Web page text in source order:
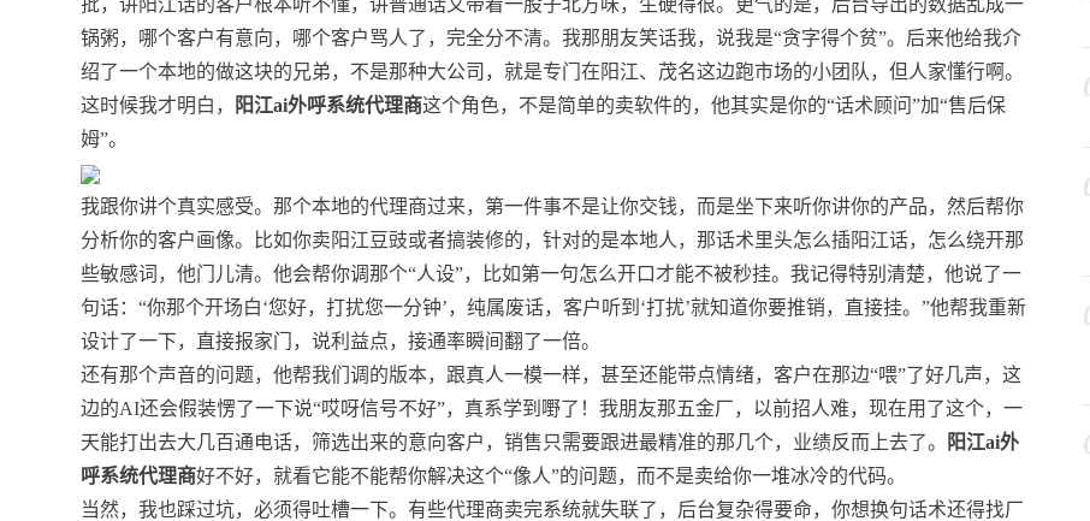
批，讲阳江话的客户根本听不懂，讲普通话又带着一股子北方味，生硬得很。更气的是，后台导出的数据乱成一
锅粥，哪个客户有意向，哪个客户骂人了，完全分不清。我那朋友笑话我，说我是“贪字得个贫”。后来他给我介
绍了一个本地的做这块的兄弟，不是那种大公司，就是专门在阳江、茂名这边跑市场的小团队，但人家懂行啊。
这时候我才明白，
阳江ai外呼系统代理商这个角色，不是简单的卖软件的，他其实是你的“话术顾问”加“售后保
姆”。
我跟你讲个真实感受。那个本地的代理商过来，第一件事不是让你交钱，而是坐下来听你讲你的产品，然后帮你
分析你的客户画像。比如你卖阳江豆豉或者搞装修的，针对的是本地人，那话术里头怎么插阳江话，怎么绕开那
些敏感词，他门儿清。他会帮你调那个“人设”，比如第一句怎么开口才能不被秒挂。我记得特别清楚，他说了一
句话：“你那个开场白‘您好，打扰您一分钟’，纯属废话，客户听到‘打扰’就知道你要推销，直接挂。”他帮我重新
设计了一下，直接报家门，说利益点，接通率瞬间翻了一倍。
还有那个声音的问题，他帮我们调的版本，跟真人一模一样，甚至还能带点情绪，客户在那边“喂”了好几声，这
边的AI还会假装愣了一下说“哎呀信号不好”，真系学到嘢了！我朋友那五金厂，以前招人难，现在用了这个，一
天能打出去大几百通电话，筛选出来的意向客户，销售只需要跟进最精准的那几个，业绩反而上去了。
阳江ai外
呼系统代理商好不好，就看它能不能帮你解决这个“像人”的问题，而不是卖给你一堆冰冷的代码。
当然，我也踩过坑，必须得吐槽一下。有些代理商卖完系统就失联了，后台复杂得要命，你想换句话术还得找厂